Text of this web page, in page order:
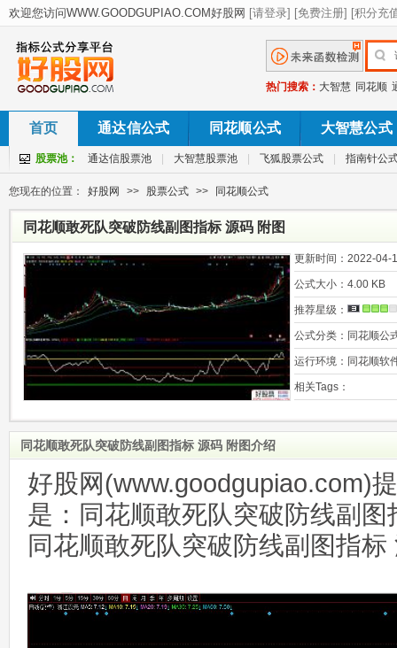
热门搜索： 大智慧 同花顺
首页 通达信公式 同花顺公式 大智慧公式
股票池： 通达信股票池 大智慧股票池 飞狐股票公式 指南针公
您现在的位置： 好股网 >> 股票公式 >> 同花顺公式
同花顺敢死队突破防线副图指标 源码 附图
更新时间： 2022-04-
公式大小： 4.00 KB
推荐星级：
公式分类： 同花顺公
运行环境： 同花顺软
相关Tags：
同花顺敢死队突破防线副图指标 源码 附图介绍
好股网(www.goodgupiao.com)
是：同花顺敢死队突破防线副图
同花顺敢死队突破防线副图指标